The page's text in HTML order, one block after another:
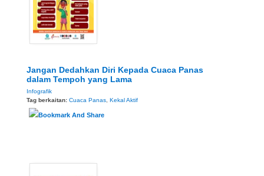
Jangan Dedahkan Diri Kepada Cuaca Panas
dalam Tempoh yang Lama
Infografik
Tag berkaitan: Cuaca Panas, Kekal Aktif